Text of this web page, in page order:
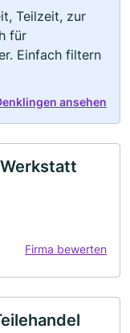
Teilzeit, zur
für
Einfach filtern
ansehen
Firma bewerten